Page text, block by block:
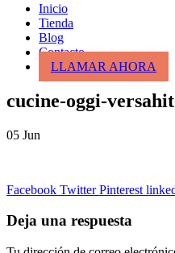
Inicio
Tienda
Blog
Contacto
LLAMAR AHORA
cucine-oggi-
05 Jun
Facebook Twitter Pinterest
Deja una respuesta